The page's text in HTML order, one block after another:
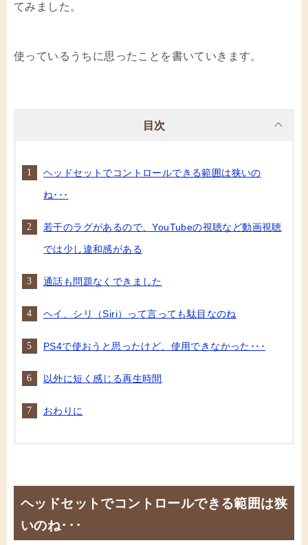
てみました。
使っているうちに思ったことを書いていきます。
目次
ヘッドセットでコントロールできる範囲は狭いの
ね･･･
若干のラグがあるので、YouTubeの視聴など動画視聴
では少し違和感がある
通話も問題なくできました
ヘイ、シリ（Siri）って言っても駄目なのね
PS4で使おうと思ったけど、使用できなかった･･･
以外に短く感じる再生時間
おわりに
ヘッドセットでコントロールできる範囲は狭
いのね･･･